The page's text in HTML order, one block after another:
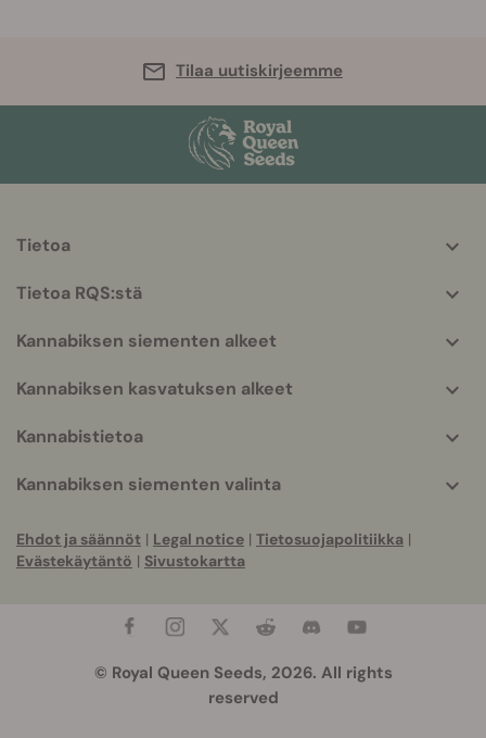
Tilaa uutiskirjeemme
info
Tietoa
Tietoa RQS:stä
Kannabiksen siementen alkeet
Kannabiksen kasvatuksen alkeet
Kannabistietoa
Kannabiksen siementen valinta
Ehdot ja säännöt | Legal notice | Tietosuojapolitiikka |
Evästekäytäntö | Sivustokartta
© Royal Queen Seeds, 2026. All rights
reserved